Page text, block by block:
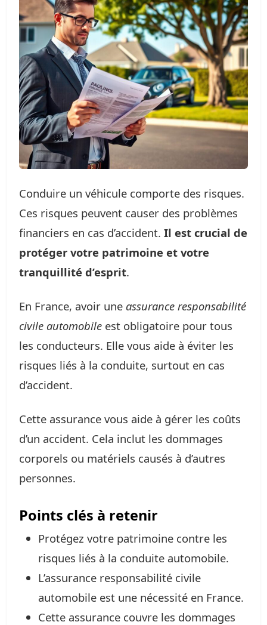
Conduire un véhicule comporte des risques.
Ces risques peuvent causer des problèmes
financiers en cas d’accident. Il est crucial de
protéger votre patrimoine et votre
tranquillité d’esprit.
En France, avoir une assurance responsabilité
civile automobile est obligatoire pour tous
les conducteurs. Elle vous aide à éviter les
risques liés à la conduite, surtout en cas
d’accident.
Cette assurance vous aide à gérer les coûts
d’un accident. Cela inclut les dommages
corporels ou matériels causés à d’autres
personnes.
Points clés à retenir
Protégez votre patrimoine contre les
risques liés à la conduite automobile.
L’assurance responsabilité civile
automobile est une nécessité en France.
Cette assurance couvre les dommages